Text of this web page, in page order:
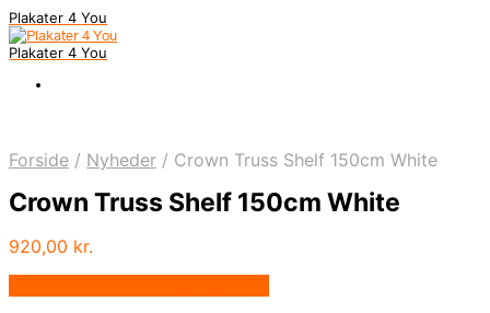
Plakater 4 You
Plakater 4 You
Forside / Nyheder / Crown Truss Shelf 150cm White
Crown Truss Shelf 150cm White
920,00 kr.